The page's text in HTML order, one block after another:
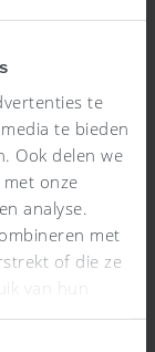
te
te bieden
Ook delen we
onze
analyse.
met
of die ze
van hun